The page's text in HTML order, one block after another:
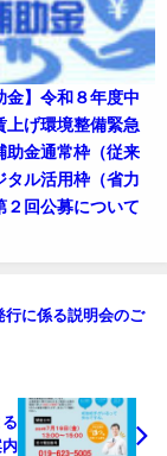
金】令和８年度中
上げ環境整備緊急
助金通常枠（従来
タル活用枠（省力
２回公募について
行に係る説明会のご
内